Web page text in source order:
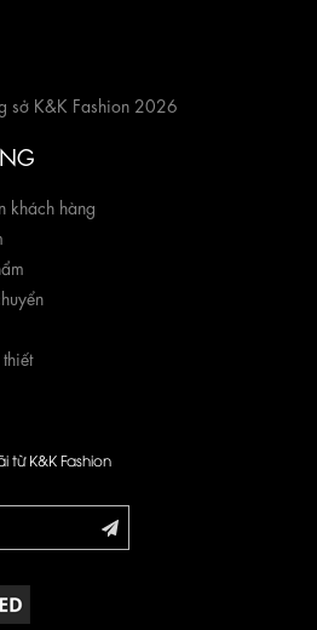
sở K&K Fashion 2026
khách hàng
K&K Fashion